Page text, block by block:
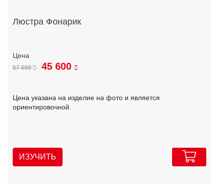
Люстра Фонарик
57 000 45 600
Цена указана на изделие на фото и является
ориентировочной.
ИЗУЧИТЬ